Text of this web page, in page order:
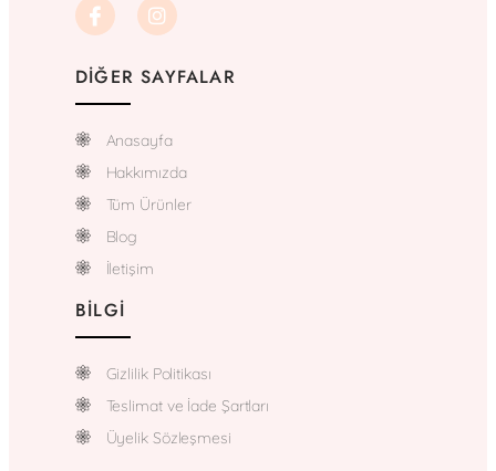
DIĞER SAYFALAR
Anasayfa
Hakkımızda
Tüm Ürünler
Blog
İletişim
BILGI
Gizlilik Politikası
Teslimat ve İade Şartları
Üyelik Sözleşmesi